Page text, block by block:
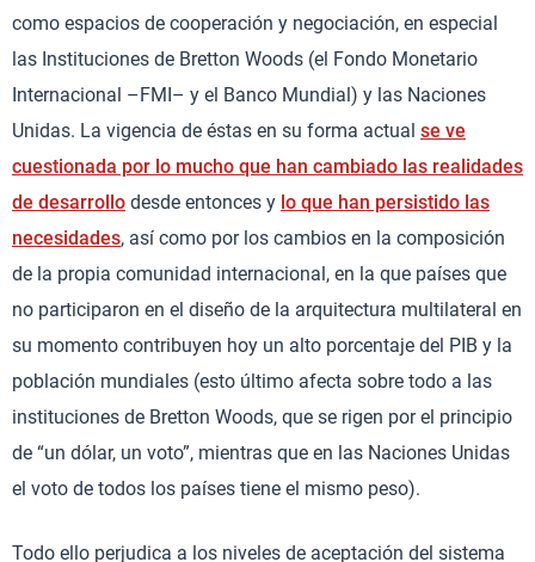
como espacios de cooperación y negociación, en especial
las Instituciones de Bretton Woods (el Fondo Monetario
Internacional –FMI– y el Banco Mundial) y las Naciones
Unidas. La vigencia de éstas en su forma actual se ve
cuestionada por lo mucho que han cambiado las realidades
de desarrollo desde entonces y lo que han persistido las
necesidades, así como por los cambios en la composición
de la propia comunidad internacional, en la que países que
no participaron en el diseño de la arquitectura multilateral en
su momento contribuyen hoy un alto porcentaje del PIB y la
población mundiales (esto último afecta sobre todo a las
instituciones de Bretton Woods, que se rigen por el principio
de “un dólar, un voto”, mientras que en las Naciones Unidas
el voto de todos los países tiene el mismo peso).
Todo ello perjudica a los niveles de aceptación del sistema